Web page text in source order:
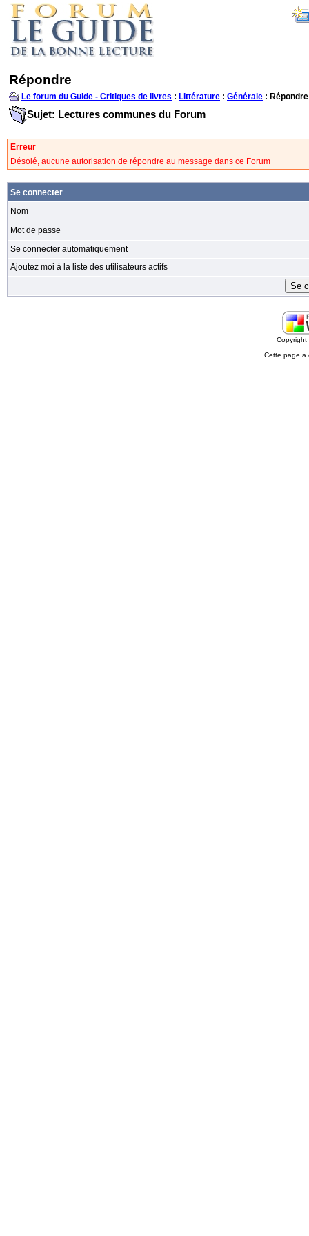
Répondre
Le forum du Guide - Critiques de livres : Littérature : Générale : Répondre
Sujet: Lectures communes du Forum
Erreur
Désolé, aucune autorisation de répondre au message dans ce Forum
Se connecter
Nom
Mot de passe
Se connecter automatiquement
Ajoutez moi à la liste des utilisateurs actifs
Cette page a